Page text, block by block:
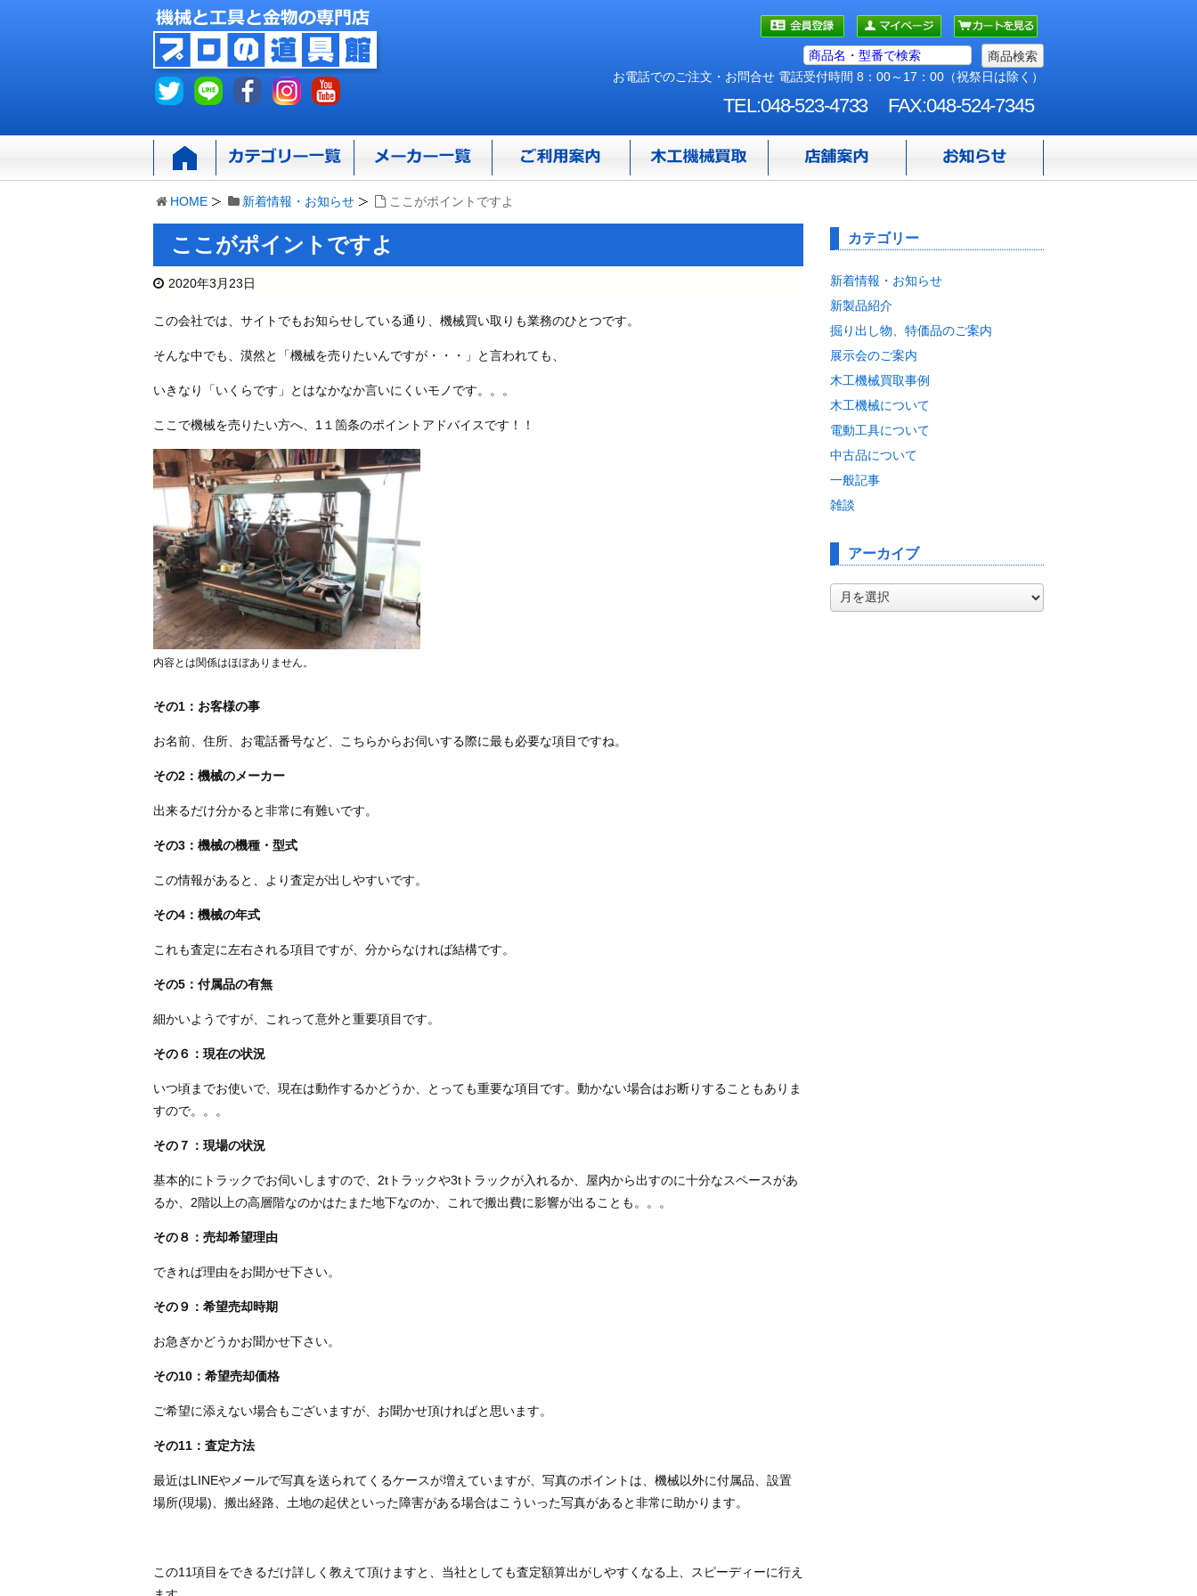
お電話でのご注文・お問合せ 電話受付時間 8：00～17：00（祝祭日は除く）
TEL:048-523-4733 FAX:048-524-7345
HOME 新着情報・お知らせ ここがポイントですよ
ここがポイントですよ
2020年3月23日
この会社では、サイトでもお知らせしている通り、機械買い取りも業務のひとつです。
そんな中でも、漠然と「機械を売りたいんですが・・・」と言われても、
いきなり「いくらです」とはなかなか言いにくいモノです。。。
ここで機械を売りたい方へ、1１箇条のポイントアドバイスです！！
内容とは関係はほぼありません。
その1：お客様の事
お名前、住所、お電話番号など、こちらからお伺いする際に最も必要な項目ですね。
その2：機械のメーカー
出来るだけ分かると非常に有難いです。
その3：機械の機種・型式
この情報があると、より査定が出しやすいです。
その4：機械の年式
これも査定に左右される項目ですが、分からなければ結構です。
その5：付属品の有無
細かいようですが、これって意外と重要項目です。
その６：現在の状況
いつ頃までお使いで、現在は動作するかどうか、とっても重要な項目です。動かない場合はお断りすることもありま
すので。。。
その７：現場の状況
基本的にトラックでお伺いしますので、2tトラックや3tトラックが入れるか、屋内から出すのに十分なスペースがあ
るか、2階以上の高層階なのかはたまた地下なのか、これで搬出費に影響が出ることも。。。
その８：売却希望理由
できれば理由をお聞かせ下さい。
その９：希望売却時期
お急ぎかどうかお聞かせ下さい。
その10：希望売却価格
ご希望に添えない場合もございますが、お聞かせ頂ければと思います。
その11：査定方法
最近はLINEやメールで写真を送られてくるケースが増えていますが、写真のポイントは、機械以外に付属品、設置
場所(現場)、搬出経路、土地の起伏といった障害がある場合はこういった写真があると非常に助かります。
この11項目をできるだけ詳しく教えて頂けますと、当社としても査定額算出がしやすくなる上、スピーディーに行え
カテゴリー
新着情報・お知らせ
新製品紹介
掘り出し物、特価品のご案内
展示会のご案内
木工機械買取事例
木工機械について
電動工具について
中古品について
一般記事
雑談
アーカイブ
ー